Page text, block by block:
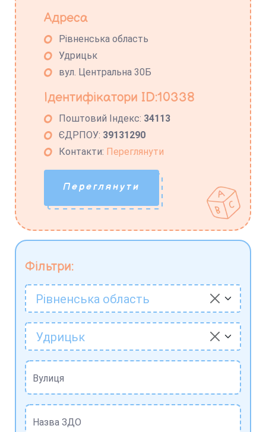
Фільтри:
Рівненська область
Удрицьк
Вулиця
Назва ЗДО
Адреса
Рівненська область
Удрицьк
вул. Центральна 30Б
Ідентифікатори ID:10338
Поштовий Індекс: 34113
ЄДРПОУ: 39131290
Контакти: Переглянути
Переглянути